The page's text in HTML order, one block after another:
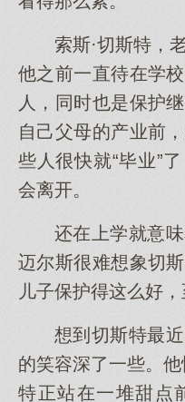
索斯·切斯特，
他之前一直待在学
人，同时也是保护
自己父母的产业前
些人很快就“毕业”
会离开。
还在上学就意
迈尔斯很难想象切
儿子保护得这么好，
想到切斯特最
的笑容深了一些。
特正站在一堆甜点